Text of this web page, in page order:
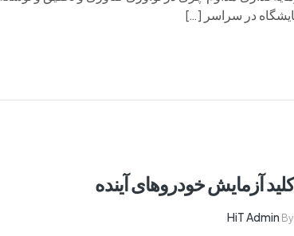
آزمایش خودروهای آینده
By
HiT Admin